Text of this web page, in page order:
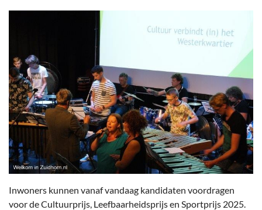
Inwoners kunnen vanaf vandaag kandidaten voordragen
voor de Cultuurprijs, Leefbaarheidsprijs en Sportprijs 2025.